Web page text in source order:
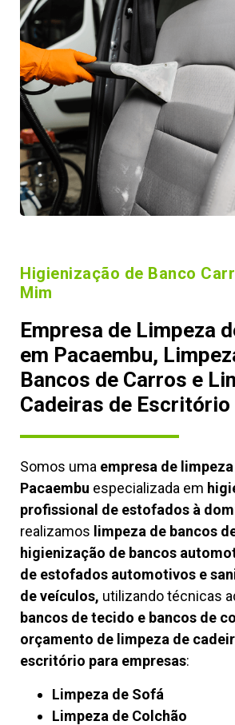
Higienização de Banco
Mim
Empresa de Limpeza
em Pacaembu,
Bancos de Carros e
Cadeiras de Escritório
Somos uma empresa de
Pacaembu especializada em
profissional de estofados à
realizamos limpeza de bancos
higienização de bancos
de estofados automotivos e
de veículos, utilizando técnicas
bancos de tecido e bancos de
orçamento de limpeza de
escritório para empresas:
Limpeza de Sofá
Limpeza de Colchão